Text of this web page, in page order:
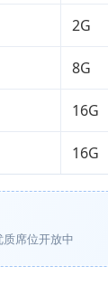
2G
8G
16G
16G
质席位开放中